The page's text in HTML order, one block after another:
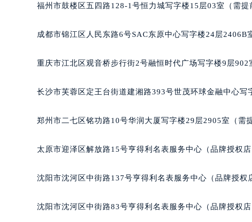
辽宁省沈阳市沈河区中街路83号亨得利名
北京市东城区东长安街1号王府井东方广场
内蒙古自治区阿拉善盟市左旗土尔扈特大
内蒙古自治区包头市青山区幸福路甲3号王
内蒙古自治区鄂尔多斯市东胜区伊金霍洛
内蒙古自治区通辽市科尔沁区明仁大街萧
内蒙古自治区乌兰察布市集宁区恩和大街
内蒙古自治区兴安盟市乌兰浩特市兴安大
福州市鼓楼区五四路128-1号恒力城写字楼15层03室（需提
成都市锦江区人民东路6号SAC东原中心写字楼24层2406B
重庆市江北区观音桥步行街2号融恒时代广场写字楼9层902
长沙市芙蓉区定王台街道建湘路393号世茂环球金融中心写
郑州市二七区铭功路10号华润大厦写字楼29层2905室（需
太原市迎泽区解放路15号亨得利名表服务中心（品牌授权
沈阳市沈河区中街路137号亨得利名表服务中心（品牌授权
沈阳市沈河区中街路83号亨得利名表服务中心（品牌授权